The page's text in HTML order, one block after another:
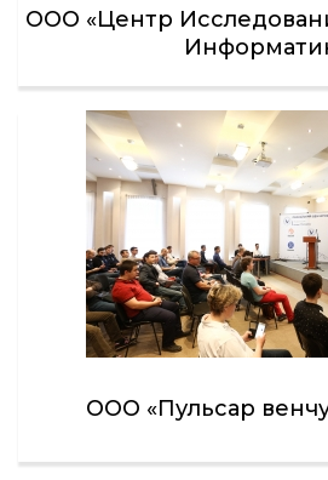
ООО «Центр
ООО «Пульсар